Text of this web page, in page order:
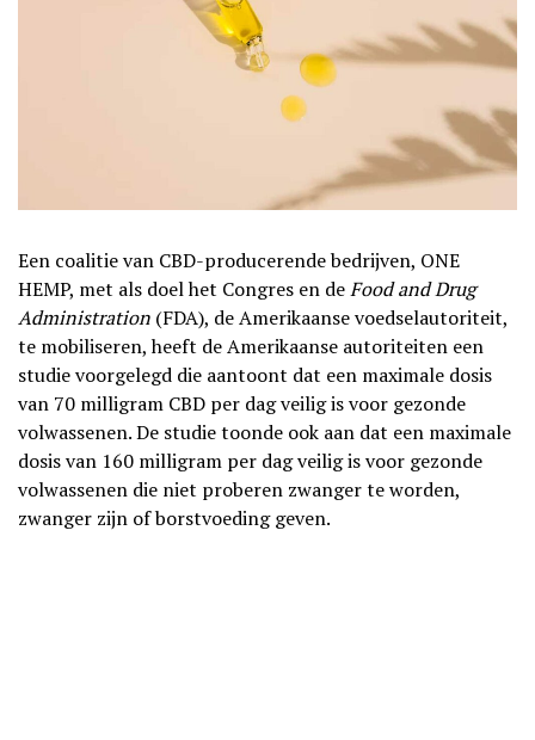
Een coalitie van CBD-producerende bedrijven, ONE
HEMP, met als doel het Congres en deFood and Drug
Administration (FDA), de Amerikaanse voedselautoriteit,
te mobiliseren, heeft de Amerikaanse autoriteiten een
studie voorgelegd die aantoont dat een maximale dosis
van 70 milligram CBD per dag veilig is voor gezonde
volwassenen. De studie toonde ook aan dat een maximale
dosis van 160 milligram per dag veilig is voor gezonde
volwassenen die niet proberen zwanger te worden,
zwanger zijn of borstvoeding geven.